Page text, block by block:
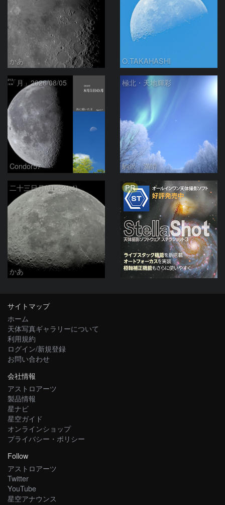
かあ O.TAKAHASHI
「月」2026/08/05
Condor57
極北・天地輝彩
駒沢 満晴
二十三日月(月齢21.4)
かあ
PR
サイトマップ
ホーム
天体写真ギャラリーについて
利用規約
ログイン/新規登録
お問い合わせ
会社情報
アストロアーツ
製品情報
星ナビ
星空ガイド
オンラインショップ
プライバシー・ポリシー
Follow
アストロアーツ
Twitter
YouTube
星空アナウンス